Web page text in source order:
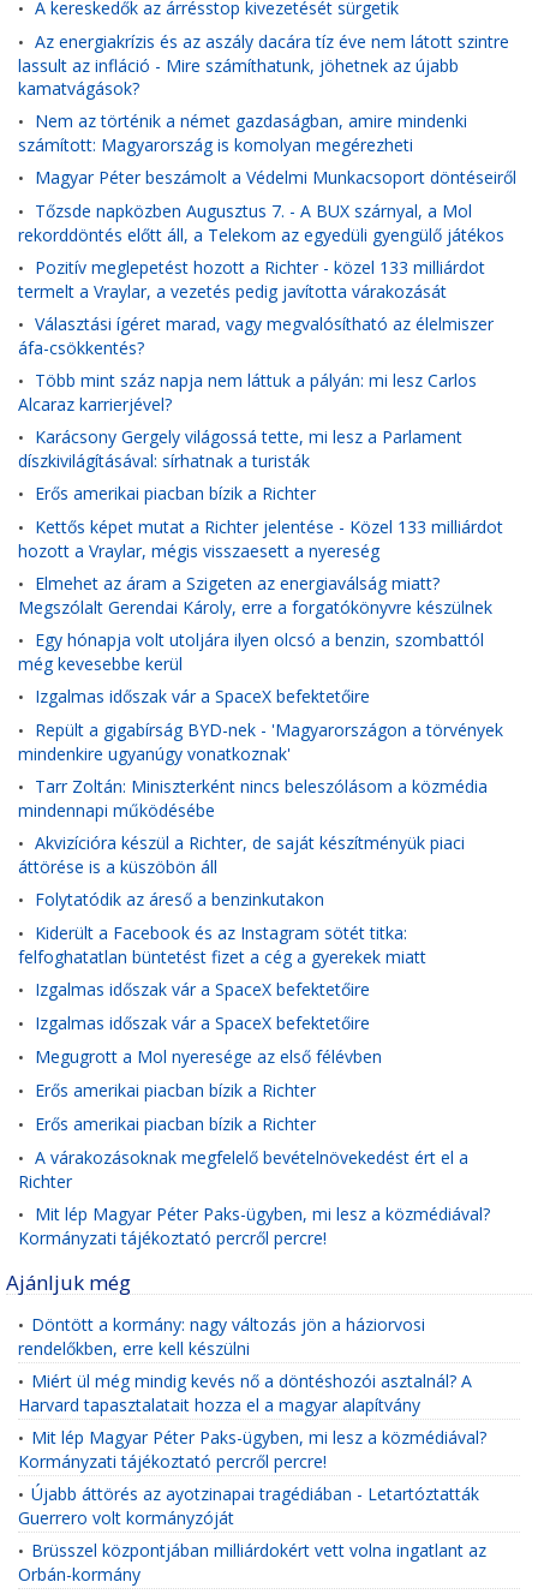
• A kereskedők az árrésstop kivezetését sürgetik
• Az energiakrízis és az aszály dacára tíz éve nem látott szintre
lassult az infláció - Mire számíthatunk, jöhetnek az újabb
kamatvágások?
• Nem az történik a német gazdaságban, amire mindenki
számított: Magyarország is komolyan megérezheti
• Magyar Péter beszámolt a Védelmi Munkacsoport döntéseiről
• Tőzsde napközben Augusztus 7. - A BUX szárnyal, a Mol
rekorddöntés előtt áll, a Telekom az egyedüli gyengülő játékos
• Pozitív meglepetést hozott a Richter - közel 133 milliárdot
termelt a Vraylar, a vezetés pedig javította várakozását
• Választási ígéret marad, vagy megvalósítható az élelmiszer
áfa-csökkentés?
• Több mint száz napja nem láttuk a pályán: mi lesz Carlos
Alcaraz karrierjével?
• Karácsony Gergely világossá tette, mi lesz a Parlament
díszkivilágításával: sírhatnak a turisták
• Erős amerikai piacban bízik a Richter
• Kettős képet mutat a Richter jelentése - Közel 133 milliárdot
hozott a Vraylar, mégis visszaesett a nyereség
• Elmehet az áram a Szigeten az energiaválság miatt?
Megszólalt Gerendai Károly, erre a forgatókönyvre készülnek
• Egy hónapja volt utoljára ilyen olcsó a benzin, szombattól
még kevesebbe kerül
• Izgalmas időszak vár a SpaceX befektetőire
• Repült a gigabírság BYD-nek - 'Magyarországon a törvények
mindenkire ugyanúgy vonatkoznak'
• Tarr Zoltán: Miniszterként nincs beleszólásom a közmédia
mindennapi működésébe
• Akvizícióra készül a Richter, de saját készítményük piaci
áttörése is a küszöbön áll
• Folytatódik az áreső a benzinkutakon
• Kiderült a Facebook és az Instagram sötét titka:
felfoghatatlan büntetést fizet a cég a gyerekek miatt
• Izgalmas időszak vár a SpaceX befektetőire
• Izgalmas időszak vár a SpaceX befektetőire
• Megugrott a Mol nyeresége az első félévben
• Erős amerikai piacban bízik a Richter
• Erős amerikai piacban bízik a Richter
• A várakozásoknak megfelelő bevételnövekedést ért el a
Richter
• Mit lép Magyar Péter Paks-ügyben, mi lesz a közmédiával?
Kormányzati tájékoztató percről percre!
Ajánljuk még
• Döntött a kormány: nagy változás jön a háziorvosi
rendelőkben, erre kell készülni
• Miért ül még mindig kevés nő a döntéshozói asztalnál? A
Harvard tapasztalatait hozza el a magyar alapítvány
• Mit lép Magyar Péter Paks-ügyben, mi lesz a közmédiával?
Kormányzati tájékoztató percről percre!
• Újabb áttörés az ayotzinapai tragédiában - Letartóztatták
Guerrero volt kormányzóját
• Brüsszel központjában milliárdokért vett volna ingatlant az
Orbán-kormány